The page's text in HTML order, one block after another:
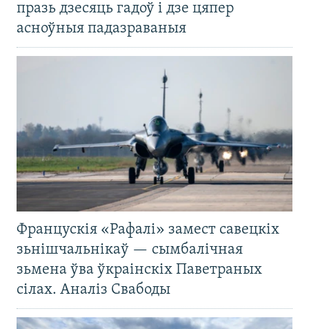
празь дзесяць гадоў і дзе цяпер
асноўныя падазраваныя
Францускія «Рафалі» замест савецкіх
зьнішчальнікаў — сымбалічная
зьмена ўва ўкраінскіх Паветраных
сілах. Аналіз Свабоды